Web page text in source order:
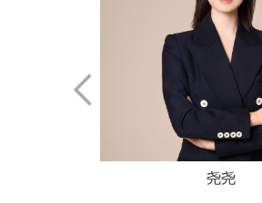
尧尧